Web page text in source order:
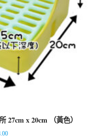
27cm x 20cm （黃色）